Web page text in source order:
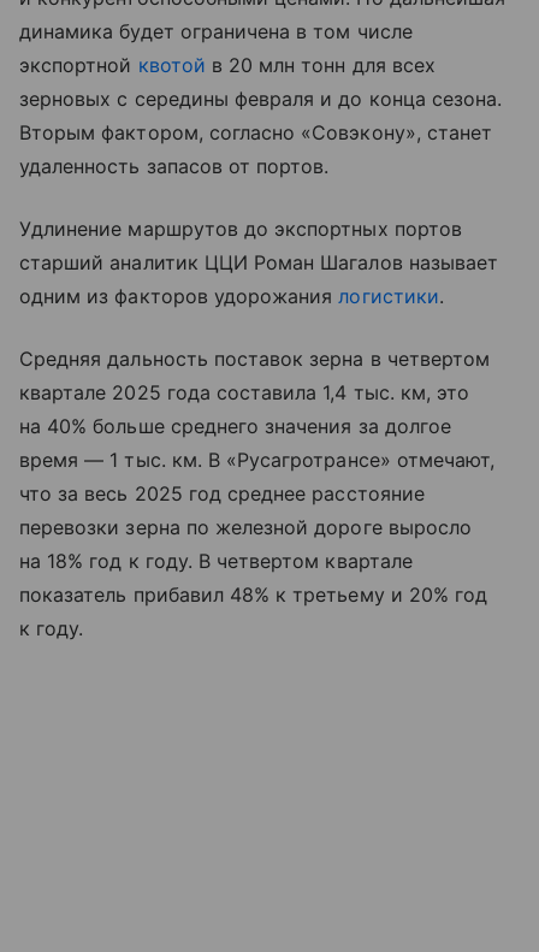
динамика будет ограничена в том числе
экспортной квотой в 20 млн тонн для всех
зерновых с середины февраля и до конца сезона.
Вторым фактором, согласно «Совэкону», станет
удаленность запасов от портов.
Удлинение маршрутов до экспортных портов
старший аналитик ЦЦИ Роман Шагалов называет
одним из факторов удорожания логистики.
Средняя дальность поставок зерна в четвертом
квартале 2025 года составила 1,4 тыс. км, это
на 40% больше среднего значения за долгое
время — 1 тыс. км. В «Русагротрансе» отмечают,
что за весь 2025 год среднее расстояние
перевозки зерна по железной дороге выросло
на 18% год к году. В четвертом квартале
показатель прибавил 48% к третьему и 20% год
к году.